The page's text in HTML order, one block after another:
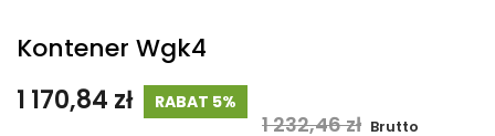
Kontener Wgk4
1 170,84 zł
RABAT 5%
1 232,46 zł Brutto